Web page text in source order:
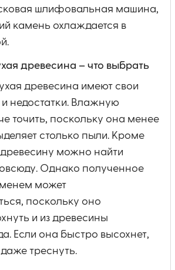
шлифовальная машина,
камень охлаждается в
древесина – что выбрать
древесина имеют свои
недостатки. Влажную
точить, поскольку она менее
столько пыли. Кроме
можно найти
Однако полученное
может
поскольку оно
и из древесины
Если она быстро высохнет,
треснуть.